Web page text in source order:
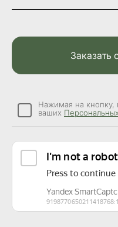
Заказать
Нажимая на кнопку,
ваших